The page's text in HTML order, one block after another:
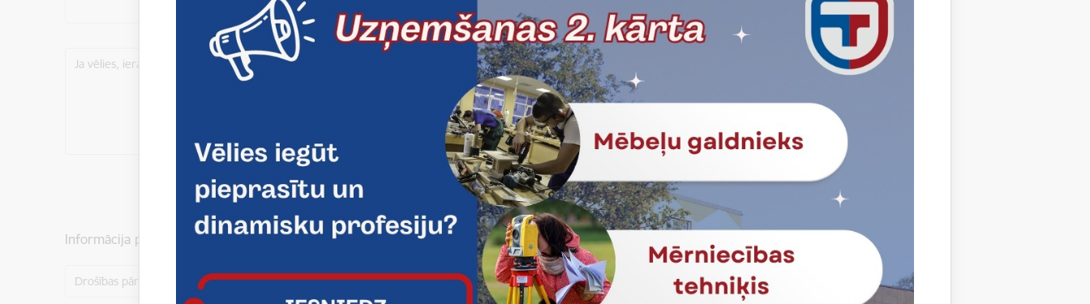
Ja vēlies, ieraksti šeit komentāru
Vēlos atstāt savu e-pastu saziņai
Informācija par datu apstrādi ir atrodama sadaļā:
Drošības pārbaude (6 + 8 =)